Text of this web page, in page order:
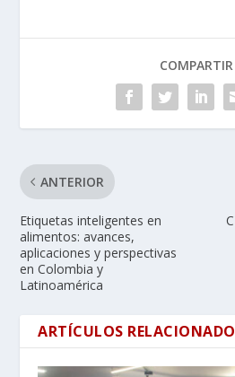
COMPARTIR
ANTERIOR
Etiquetas inteligentes en
alimentos: avances,
aplicaciones y perspectivas
en Colombia y
Latinoamérica
ARTÍCULOS